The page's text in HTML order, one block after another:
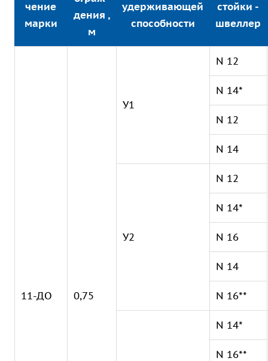
чение
марки
дения ,
м
удерживающей
способности
стойки -
швеллер
11-ДО 0,75
У1
N 12
N 14*
N 12
N 14
У2
N 12
N 14*
N 16
N 14
N 16**
N 14*
N 16**